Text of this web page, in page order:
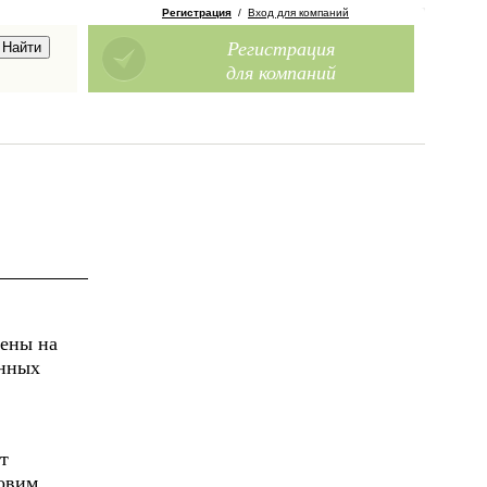
Регистрация / Вход для компаний
Регистрация
для компаний
на